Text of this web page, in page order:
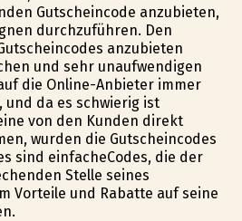
Gutscheincode anzubieten,
durchzuführen. Den
anzubieten
und sehr unaufwendigen
die Online-Anbieter immer
und da es schwierig ist
von den Kunden direkt
wurden die Gutscheincodes
sind einfacheCodes, die der
Stelle seines
Vorteile und Rabatte auf seine